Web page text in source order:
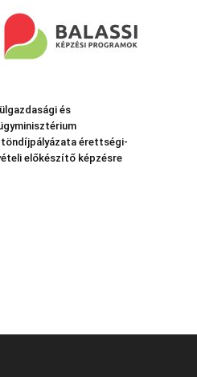
és
érettségi-
előkészítő képzésre